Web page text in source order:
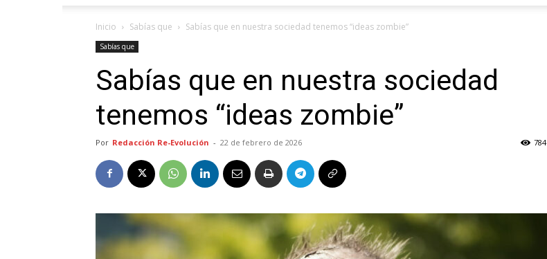
Evolución
Inicio Sabías que Sabías que en nuestra sociedad tenemos “ideas zombie”
Sabías que
Sabías que en nuestra sociedad
tenemos “ideas zombie”
Por Redacción Re-Evolución - 22 de febrero de 2026 784